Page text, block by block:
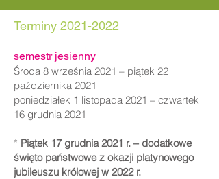
​Terminy 2021-2022
semestr jesienny
Środa 8 września 2021 – piątek 22
października 2021
poniedziałek 1 listopada 2021 – czwartek
16 grudnia 2021
* Piątek 17 grudnia 2021 r. – dodatkowe
święto państwowe z okazji platynowego
jubileuszu królowej w 2022 r.